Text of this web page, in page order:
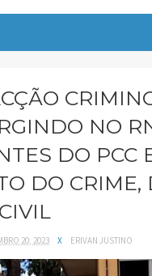
NO
DO PCC
DO CRIME,
20, 2023 X ERIVAN JUSTINO